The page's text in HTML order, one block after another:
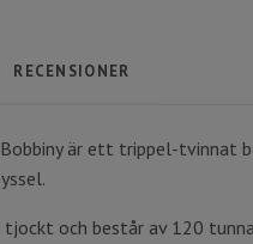
RECENSIONER
Bobbiny är ett trippel-
och består av 120